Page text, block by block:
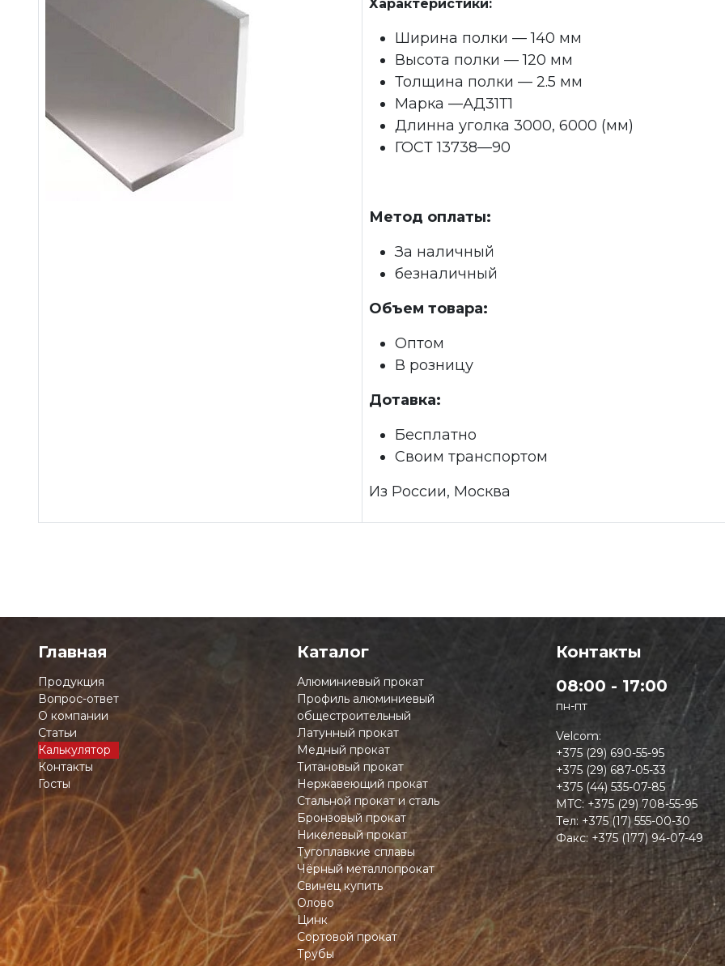
Характеристики:
Ширина полки — 140 мм
Высота полки — 120 мм
Толщина полки — 2.5 мм
Марка —АД31Т1
Длинна уголка 3000, 6000 (мм)
ГОСТ 13738—90
Метод оплаты:
За наличный
безналичный
Объем товара:
Оптом
В розницу
Дотавка:
Бесплатно
Своим транспортом
Из России, Москва
Главная
Продукция
Вопрос-ответ
О компании
Статьи
Калькулятор
Контакты
Госты
Каталог
Алюминиевый прокат
Профиль алюминиевый
общестроительный
Латунный прокат
Медный прокат
Титановый прокат
Нержавеющий прокат
Стальной прокат и сталь
Бронзовый прокат
Никелевый прокат
Тугоплавкие сплавы
Чёрный металлопрокат
Свинец купить
Олово
Цинк
Сортовой прокат
Трубы
Контакты
08:00 - 17:00
пн-пт
Velcom:
+375 (29) 690-55-95
+375 (29) 687-05-33
+375 (44) 535-07-85
MTC: +375 (29) 708-55-95
Тел: +375 (17) 555-00-30
Факс: +375 (177) 94-07-49